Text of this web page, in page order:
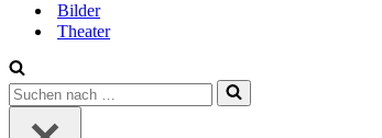
Bilder
Theater
Suchen
nach …